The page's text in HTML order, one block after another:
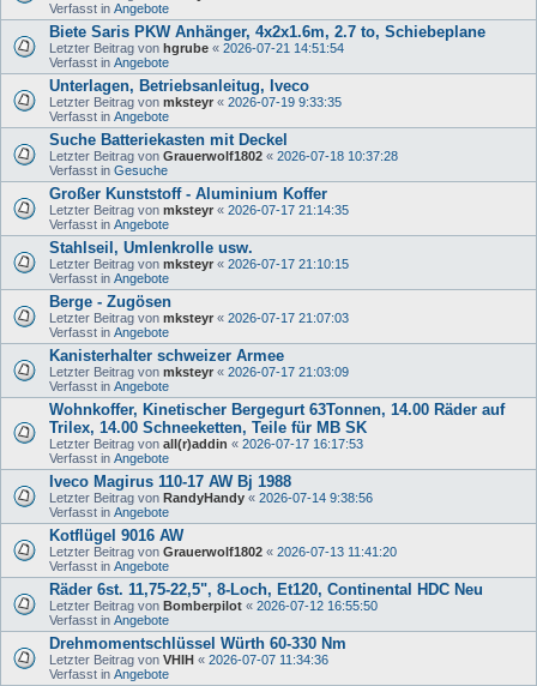
Verfasst in Angebote
Biete Saris PKW Anhänger, 4x2x1.6m, 2.7 to, Schiebeplane
Letzter Beitrag von hgrube « 2026-07-21 14:51:54
Verfasst in Angebote
Unterlagen, Betriebsanleitug, Iveco
Letzter Beitrag von mksteyr « 2026-07-19 9:33:35
Verfasst in Angebote
Suche Batteriekasten mit Deckel
Letzter Beitrag von Grauerwolf1802 « 2026-07-18 10:37:28
Verfasst in Gesuche
Großer Kunststoff - Aluminium Koffer
Letzter Beitrag von mksteyr « 2026-07-17 21:14:35
Verfasst in Angebote
Stahlseil, Umlenkrolle usw.
Letzter Beitrag von mksteyr « 2026-07-17 21:10:15
Verfasst in Angebote
Berge - Zugösen
Letzter Beitrag von mksteyr « 2026-07-17 21:07:03
Verfasst in Angebote
Kanisterhalter schweizer Armee
Letzter Beitrag von mksteyr « 2026-07-17 21:03:09
Verfasst in Angebote
Wohnkoffer, Kinetischer Bergegurt 63Tonnen, 14.00 Räder auf
Trilex, 14.00 Schneeketten, Teile für MB SK
Letzter Beitrag von all(r)addin « 2026-07-17 16:17:53
Verfasst in Angebote
Iveco Magirus 110-17 AW Bj 1988
Letzter Beitrag von RandyHandy « 2026-07-14 9:38:56
Verfasst in Angebote
Kotflügel 9016 AW
Letzter Beitrag von Grauerwolf1802 « 2026-07-13 11:41:20
Verfasst in Angebote
Räder 6st. 11,75-22,5", 8-Loch, Et120, Continental HDC Neu
Letzter Beitrag von Bomberpilot « 2026-07-12 16:55:50
Verfasst in Angebote
Drehmomentschlüssel Würth 60-330 Nm
Letzter Beitrag von VHIH « 2026-07-07 11:34:36
Verfasst in Angebote